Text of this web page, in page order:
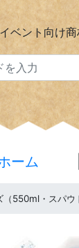
ベント向け
ーム
550ml・スパウ